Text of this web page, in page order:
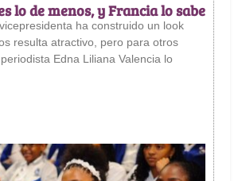
lo de menos, y Francia lo sabe
ha construido un look
resulta atractivo, pero para otros
Edna Liliana Valencia lo